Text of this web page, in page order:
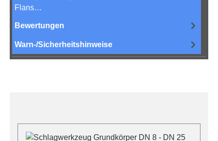
Flans…
Bewertungen
Warn-/Sicherheitshinweise